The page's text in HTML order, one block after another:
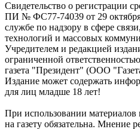
Свидетельство о регистрации
ПИ № ФС77-74039 от 29
службе по надзору в сфере
технологий и массовых
Учредителем и редакцией
ограниченной
газета "Президент" (ООО
Издание может содержать
для лиц младше 18 лет!
При использовании
на газету обязательна. Мнение